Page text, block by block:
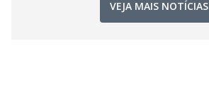
VEJA MAIS NOTÍCIAS